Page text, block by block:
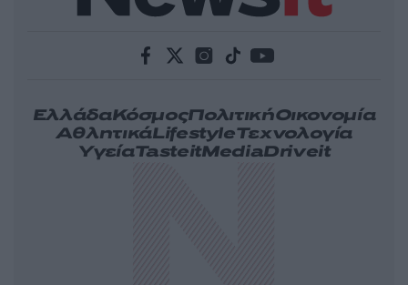
ΕλλάδαΚόσμοςΠολιτικήΟικονομία
ΑθλητικάLifestyleΤεχνολογία
ΥγείαTasteitMediaDriveit